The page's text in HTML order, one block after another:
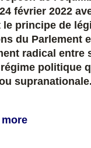
février 2022
le principe de
du Parlement
radical
politique
more